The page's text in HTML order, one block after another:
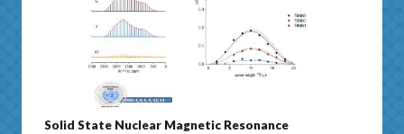
Solid State Nuclear Magnetic Resonance